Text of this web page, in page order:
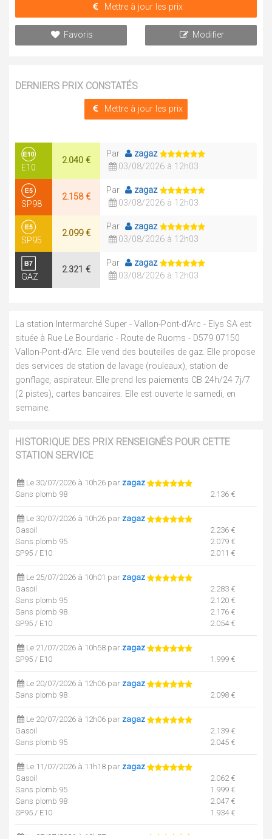
Mettre à jour les prix
Favoris Modifier
DERNIERS PRIX CONSTATÉS
Mettre à jour les prix
E10
2.040 €
Par
zagaz
03/08/2026 à 12h03
SP98
2.158 €
Par
zagaz
03/08/2026 à 12h03
SP95
2.099 €
Par
zagaz
03/08/2026 à 12h03
GAZ
2.321 €
Par
zagaz
03/08/2026 à 12h03
La station Intermarché Super - Vallon-Pont-d'Arc - Elys SA est
située à Rue Le Bourdaric - Route de Ruoms - D579 07150
Vallon-Pont-d'Arc. Elle vend des bouteilles de gaz. Elle propose
des services de station de lavage (rouleaux), station de
gonflage, aspirateur. Elle prend les paiements CB 24h/24 7j/7
(2 pistes), cartes bancaires. Elle est ouverte le samedi, en
semaine.
HISTORIQUE DES PRIX RENSEIGNÉS POUR CETTE
STATION SERVICE
Le 30/07/2026 à 10h26 par zagaz
Sans plomb 98
2.136 €
Le 30/07/2026 à 10h26 par zagaz
Gasoil
2.236 €
Sans plomb 95
2.079 €
SP95 / E10
2.011 €
Le 25/07/2026 à 10h01 par zagaz
Gasoil
2.283 €
Sans plomb 95
2.120 €
Sans plomb 98
2.176 €
SP95 / E10
2.054 €
Le 21/07/2026 à 10h58 par zagaz
SP95 / E10
1.999 €
Le 20/07/2026 à 12h06 par zagaz
Sans plomb 98
2.098 €
Le 20/07/2026 à 12h06 par zagaz
Gasoil
2.139 €
Sans plomb 95
2.045 €
Le 11/07/2026 à 11h18 par zagaz
Gasoil
2.062 €
Sans plomb 95
1.999 €
Sans plomb 98
2.047 €
SP95 / E10
1.934 €
Le 07/07/2026 à 10h57 par